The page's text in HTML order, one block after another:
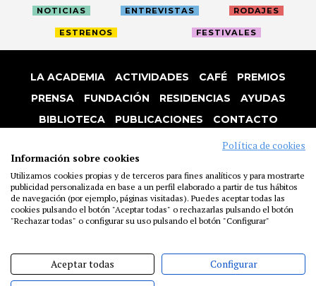
NOTICIAS ENTREVISTAS RODAJES
ESTRENOS FESTIVALES
LA ACADEMIA ACTIVIDADES CAFÉ
PREMIOS
PRENSA
FUNDACIÓN RESIDENCIAS
AYUDAS
BIBLIOTECA
PUBLICACIONES
CONTACTO
COOKIES
Política de cookies
Información sobre cookies
Utilizamos cookies propias y de terceros para fines analíticos y para mostrarte
publicidad personalizada en base a un perfil elaborado a partir de tus hábitos
de navegación (por ejemplo, páginas visitadas). Puedes aceptar todas las
cookies pulsando el botón "Aceptar todas" o rechazarlas pulsando el botón
"Rechazar todas" o configurar su uso pulsando el botón "Configurar"
Aceptar todas Configurar